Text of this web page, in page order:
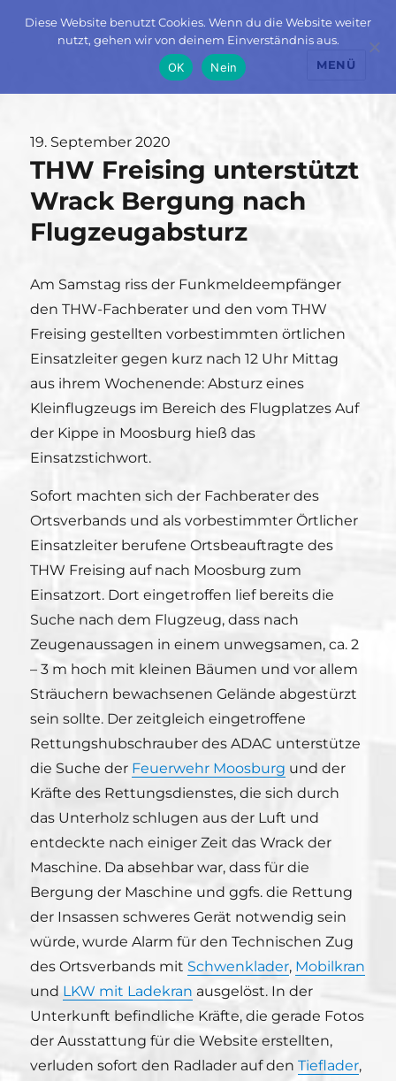
MENÜ
Veröffentlicht
am
19. September 2020
THW Freising unterstützt
Wrack Bergung nach
Flugzeugabsturz
Am Samstag riss der Funkmeldeempfänger
den THW-Fachberater und den vom THW
Freising gestellten vorbestimmten örtlichen
Einsatzleiter gegen kurz nach 12 Uhr Mittag
aus ihrem Wochenende: Absturz eines
Kleinflugzeugs im Bereich des Flugplatzes Auf
der Kippe in Moosburg hieß das
Einsatzstichwort.
Sofort machten sich der Fachberater des
Ortsverbands und als vorbestimmter Örtlicher
Einsatzleiter berufene Ortsbeauftragte des
THW Freising auf nach Moosburg zum
Einsatzort. Dort eingetroffen lief bereits die
Suche nach dem Flugzeug, dass nach
Zeugenaussagen in einem unwegsamen, ca. 2
– 3 m hoch mit kleinen Bäumen und vor allem
Sträuchern bewachsenen Gelände abgestürzt
sein sollte. Der zeitgleich eingetroffene
Rettungshubschrauber des ADAC unterstütze
die Suche der Feuerwehr Moosburg und der
Kräfte des Rettungsdienstes, die sich durch
das Unterholz schlugen aus der Luft und
entdeckte nach einiger Zeit das Wrack der
Maschine. Da absehbar war, dass für die
Bergung der Maschine und ggfs. die Rettung
der Insassen schweres Gerät notwendig sein
würde, wurde Alarm für den Technischen Zug
des Ortsverbands mit Schwenklader, Mobilkran
und LKW mit Ladekran ausgelöst. In der
Unterkunft befindliche Kräfte, die gerade Fotos
der Ausstattung für die Website erstellten,
verluden sofort den Radlader auf denTieflader,
Diese Website benutzt Cookies. Wenn du die Website weiter
nutzt, gehen wir von deinem Einverständnis aus.
OK
Nein